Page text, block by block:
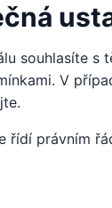
souhlasíte s
V
řídí právním